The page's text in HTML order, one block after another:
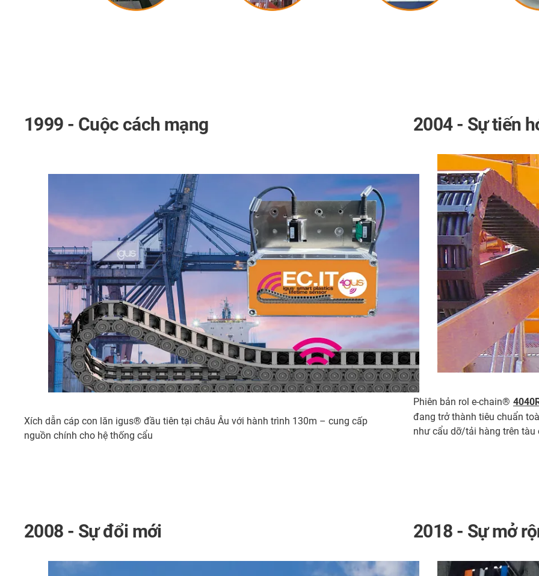
1999 - Cuộc cách mạng
Xích dẫn cáp con lăn igus® đầu tiên tại châu Âu với hành trình 130m – cung cấp
nguồn chính cho hệ thống cẩu
2004 - Sự tiến
Phiên bản rol e-chain®
đang trở thành tiêu chuẩn
như cẩu dỡ/tải hàng trên
2008 - Sự đổi mới 2018 - Sự mở